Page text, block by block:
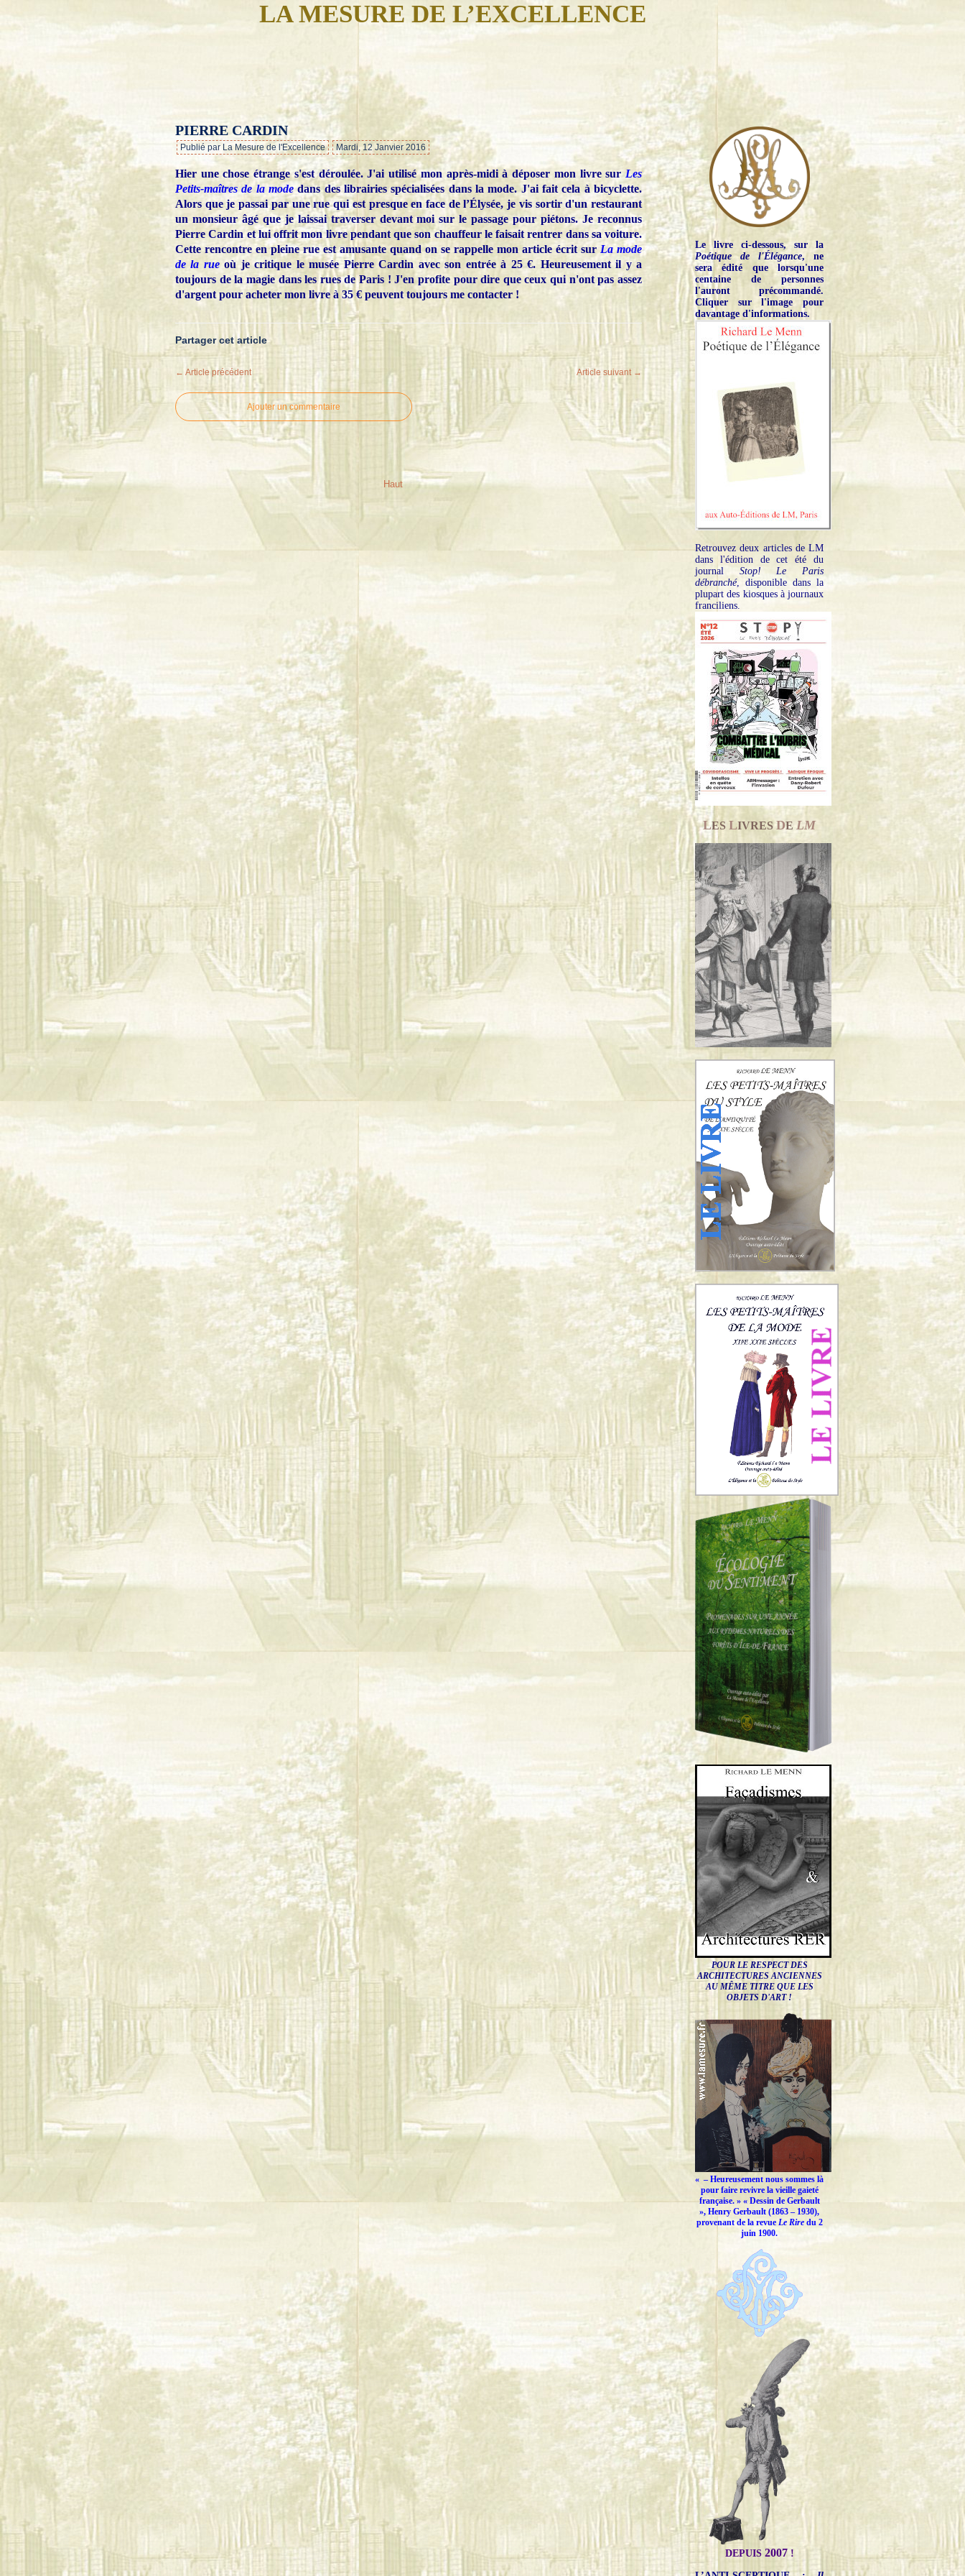
LA MESURE DE L’EXCELLENCE
…
PIERRE CARDIN
Publié par La Mesure de l'Excellence Mardi, 12 Janvier 2016
Hier une chose étrange s'est déroulée. J'ai utilisé mon après-midi à déposer mon livre sur Les
Petits-maîtres de la modedans des librairies spécialisées dans la mode. J'ai fait cela à bicyclette.
Alors que je passai par une rue qui est presque en face de l’Élysée, je vis sortir d'un restaurant
un monsieur âgé que je laissai traverser devant moi sur le passage pour piétons. Je reconnus
Pierre Cardin et lui offrit mon livre pendant que son chauffeur le faisait rentrer dans sa voiture.
Cette rencontre en pleine rue est amusante quand on se rappelle mon article écrit surLa mode
de la rueoù je critique le musée Pierre Cardin avec son entrée à 25 €. Heureusement il y a
toujours de la magie dans les rues de Paris ! J'en profite pour dire que ceux qui n'ont pas assez
d'argent pour acheter mon livre à 35 € peuvent toujours me contacter !
Partager cet article
← Article précédent Article suivant →
Ajouter un commentaire
Haut
Le livre ci-dessous, sur la
Poétique de l'Élégance, ne
sera édité que lorsqu'une
centaine de personnes
l'auront précommandé.
Cliquer sur l'image pour
davantage d'informations.
Retrouvez deux articles de LM
dans l'édition de cet été du
journal Stop! Le Paris
débranché, disponible dans la
plupart des kiosques à journaux
franciliens.
LES LIVRESDE LM
POUR LE RESPECT DES
ARCHITECTURES ANCIENNES
AU MÊME TITRE QUE LES
OBJETS D'ART !
« – Heureusement nous sommes là
pour faire revivre la vieille gaieté
française.» « Dessin de Gerbault
», Henry Gerbault (1863 – 1930),
provenant de la revue Le Riredu 2
juin 1900.
DEPUIS 2007!